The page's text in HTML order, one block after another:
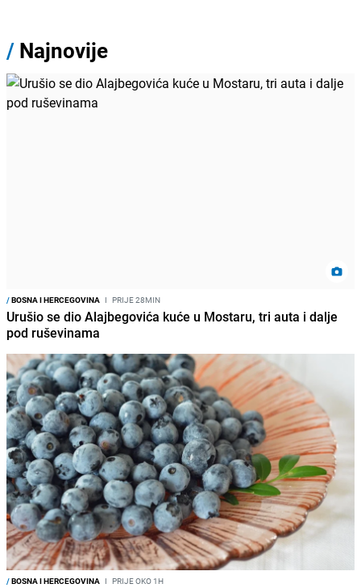
/ Najnovije
/BOSNA I HERCEGOVINA I PRIJE 28MIN
Urušio se dio Alajbegovića kuće u Mostaru, tri auta i dalje
pod ruševinama
/BOSNA I HERCEGOVINA I PRIJE OKO 1H